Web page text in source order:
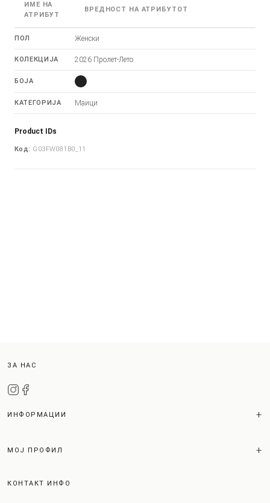
ИМЕ НА
АТРИБУТ
ВРЕДНОСТ НА АТРИБУТОТ
ПОЛ Женски
КОЛЕКЦИЈА 2026 Пролет-Лето
БОЈА
КАТЕГОРИЈА Маици
Product IDs
Код: G03FW081B0_11
ЗА НАС
ИНФОРМАЦИИ
МОЈ ПРОФИЛ
КОНТАКТ ИНФО